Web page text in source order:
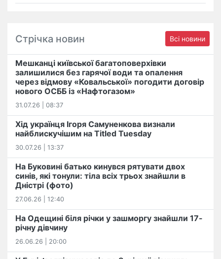
Стрічка новин Всі новини
Мешканці київської багатоповерхівки
залишилися без гарячої води та опалення
через відмову «Ковальської» погодити договір
нового ОСББ із «Нафтогазом»
31.07.26 | 08:37
Хід українця Ігоря Самуненкова визнали
найблискучішим на Titled Tuesday
30.07.26 | 13:37
На Буковині батько кинувся рятувати двох
синів, які тонули: тіла всіх трьох знайшли в
Дністрі (фото)
27.06.26 | 12:40
На Одещині біля річки у зашморгу знайшли 17-
річну дівчину
26.06.26 | 20:00